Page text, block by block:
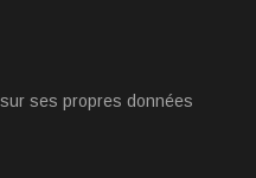
ses propres données